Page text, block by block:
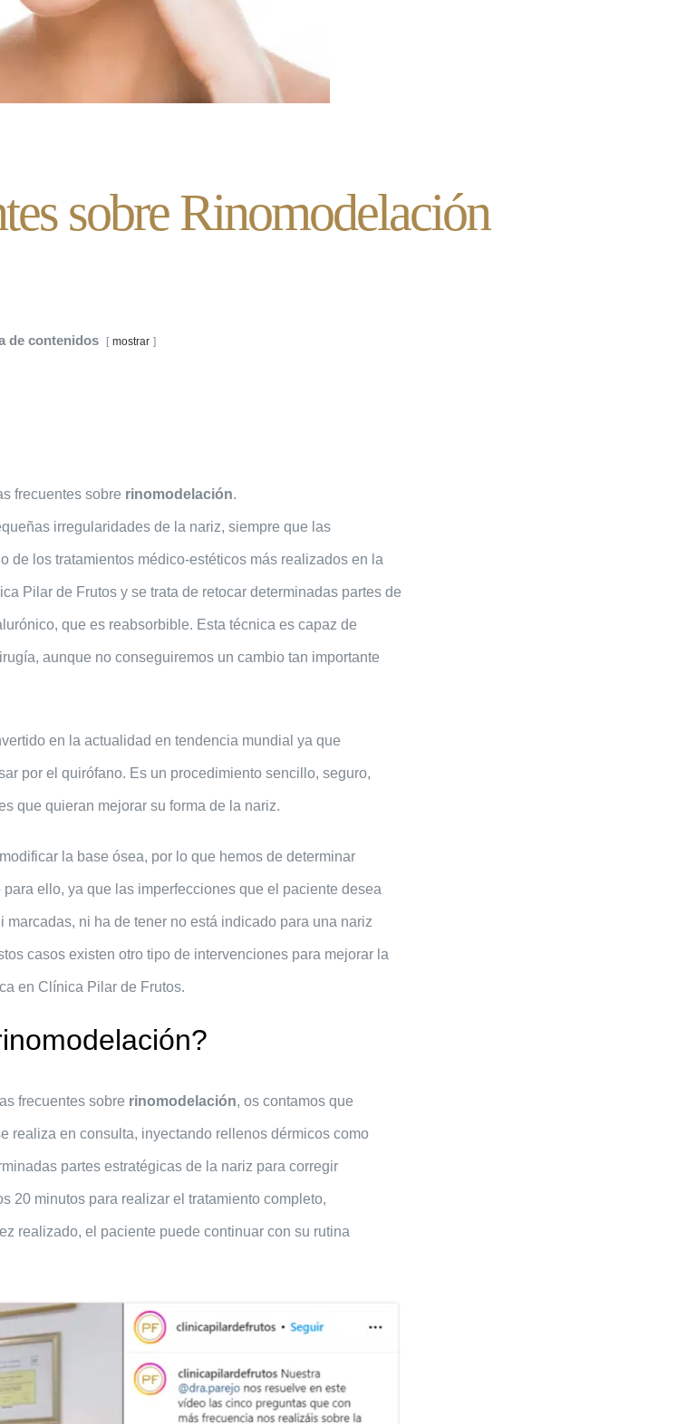
sobre Rinomodelación
de contenidos mostrar
frecuentes sobre rinomodelación.
irregularidades de la nariz, siempre que las
de los tratamientos médico-estéticos más realizados en la
Pilar de Frutos y se trata de retocar determinadas partes de
que es reabsorbible. Esta técnica es capaz de
aunque no conseguiremos un cambio tan importante
en la actualidad en tendencia mundial ya que
por el quirófano. Es un procedimiento sencillo, seguro,
que quieran mejorar su forma de la nariz.
la base ósea, por lo que hemos de determinar
ello, ya que las imperfecciones que el paciente desea
ni ha de tener no está indicado para una nariz
casos existen otro tipo de intervenciones para mejorar la
en Clínica Pilar de Frutos.
frecuentes sobre rinomodelación, os contamos que
realiza en consulta, inyectando rellenos dérmicos como
partes estratégicas de la nariz para corregir
20 minutos para realizar el tratamiento completo,
realizado, el paciente puede continuar con su rutina